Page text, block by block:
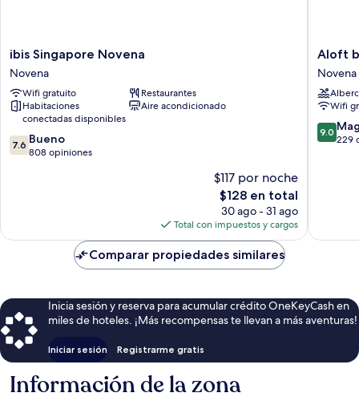
ibis
Singapore
Novena
Novena
ibis Singapore Novena
Novena
Wifi gratuito
Restaurantes
Habitaciones
conectadas disponibles
Aire acondicionado
7.6
de
7.6 Bueno
808 opiniones
$117 por noche
El
precio
actual
es
de
$128
$128 en total
30 ago - 31 ago
Total con impuestos y cargos
Aloft
by
Marriott
Novena
Novena
Aloft
Novena
Wifi
9.0
de
9.0
229
Comparar propiedades similares
Inicia sesión y reserva para acumular crédito OneKeyCash en
miles de hoteles. ¡Más recompensas te llevan a más aventuras!
Iniciar sesión Registrarme gratis
Información de la zona